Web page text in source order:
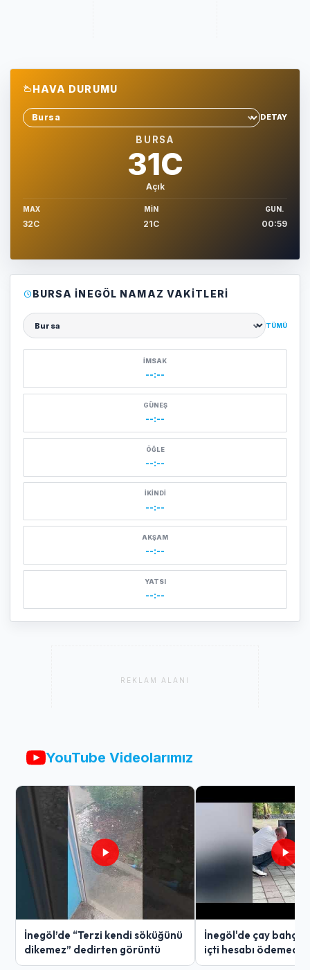
HAVA DURUMU
Sehir sec
DETAY
BURSA
31C
Açık
MAX
32C
MIN
21C
GUN.
00:59
BURSA İNEGÖL NAMAZ VAKITLERI
Şehir seçin
TÜMÜ
İMSAK
--:--
GÜNEŞ
--:--
ÖĞLE
--:--
İKINDI
--:--
AKŞAM
--:--
YATSI
--:--
REKLAM ALANI
YouTube Videolarımız
İnegöl’de “Terzi kendi söküğünü
dikemez” dedirten görüntü
İnegöl'de çay
içti hesabı ödemedi